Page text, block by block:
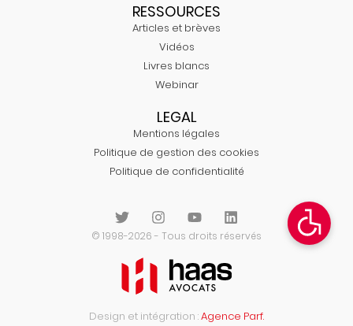
RESSOURCES
Articles et brèves
Vidéos
Livres blancs
Webinar
LEGAL
Mentions légales
Politique de gestion des cookies
Politique de confidentialité
© 1998-2026 - Tous droits réservés
Design et intégration :Agence Parf.